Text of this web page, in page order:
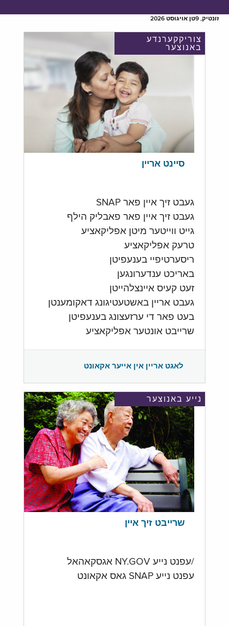
זונטיק, 9טן אויגוסט 2026
צוריקקערנדע
באנוצער
סיינט אריין
געבט זיך איין פאר SNAP
געבט זיך איין פאר פאבליק הילף
גייט ווייטער מיטן אפליקאציע
טרעק אפליקאציע
ריסערטיפיי בענעפיטן
באריכט ענדערונגען
זעט קעיס איינצלהייטן
געבט אריין באשטעטיגונג דאקומענטן
בעט פאר די ערזעצונג בענעפיטן
שרייבט אונטער אפליקאציע
לאגט אריין אין אייער אקאונט
נייע באנוצער
שרייבט זיך איין
/עפנט נייע NY.GOV אגסקאהאל
עפנט נייע SNAP גאס אקאונט